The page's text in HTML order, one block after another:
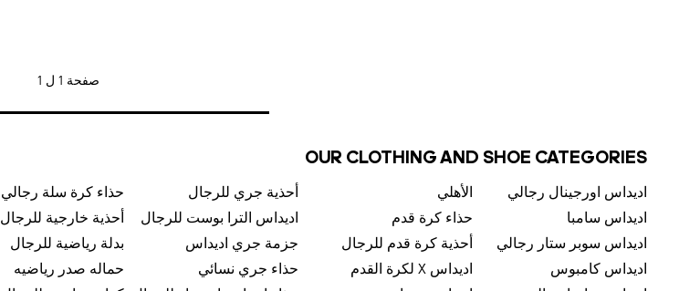
صفحة 1 ل 1
OUR CLOTHING AND SHOE CATEGORIES
اديداس اورجينال رجالي الأهلي أحذية جري للرجال حذاء كرة سلة رجالي
اديداس سامبا
حذاء كرة قدم اديداس الترا بوست للرجال أحذية خارجية للرجال
اديداس سوبر ستار رجالي
أحذية كرة قدم للرجال جزمة جري اديداس بدلة رياضية للرجال
اديداس كامبوس
اديداس X لكرة القدم حذاء جري نسائي حماله صدر رياضيه